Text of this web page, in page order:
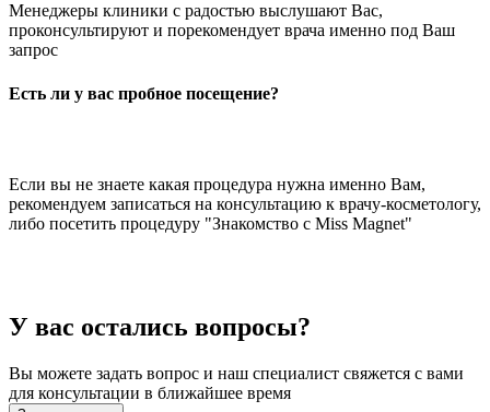
Менеджеры клиники с радостью выслушают Вас,
проконсультируют и порекомендует врача именно под Ваш
запрос
Есть ли у вас пробное посещение?
Если вы не знаете какая процедура нужна именно Вам,
рекомендуем записаться на консультацию к врачу-косметологу,
либо посетить процедуру "Знакомство с Miss Magnet"
У вас остались вопросы?
Вы можете задать вопрос и наш специалист свяжется с вами
для консультации в ближайшее время